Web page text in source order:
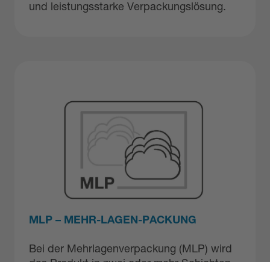
und leistungsstarke Verpackungslösung.
MLP – MEHR-LAGEN-PACKUNG
Bei der Mehrlagenverpackung (MLP) wird